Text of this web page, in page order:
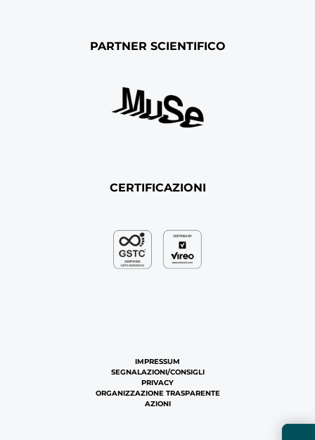
PARTNER SCIENTIFICO
CERTIFICAZIONI
IMPRESSUM
SEGNALAZIONI/CONSIGLI
PRIVACY
ORGANIZZAZIONE TRASPARENTE
AZIONI